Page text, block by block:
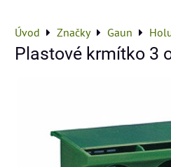
Úvod Značky Gaun
Plastové krmítko 3